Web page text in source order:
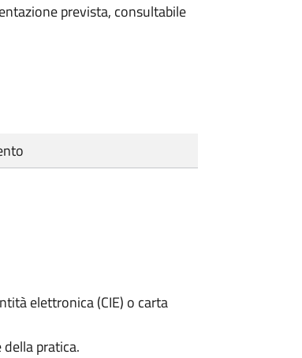
prevista, consultabile
elettronica (CIE) o carta
pratica.